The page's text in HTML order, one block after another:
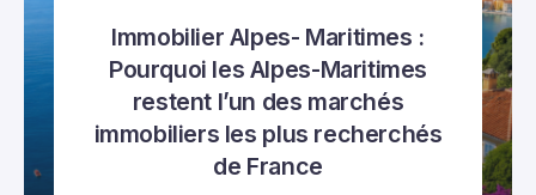
Immobilier Alpes- Maritimes :
Pourquoi les Alpes-Maritimes
restent l’un des marchés
immobiliers les plus recherchés
de France